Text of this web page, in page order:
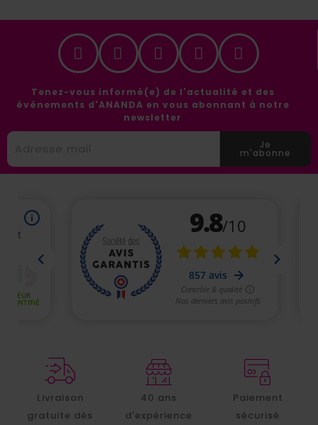
Tenez-vous informé(e) de l'actualité et des
événements d'ANANDA en vous abonnant à notre
newsletter
Je
m'abonne
Livraison
gratuite dès
40 ans
d'expérience
Paiement
sécurisé